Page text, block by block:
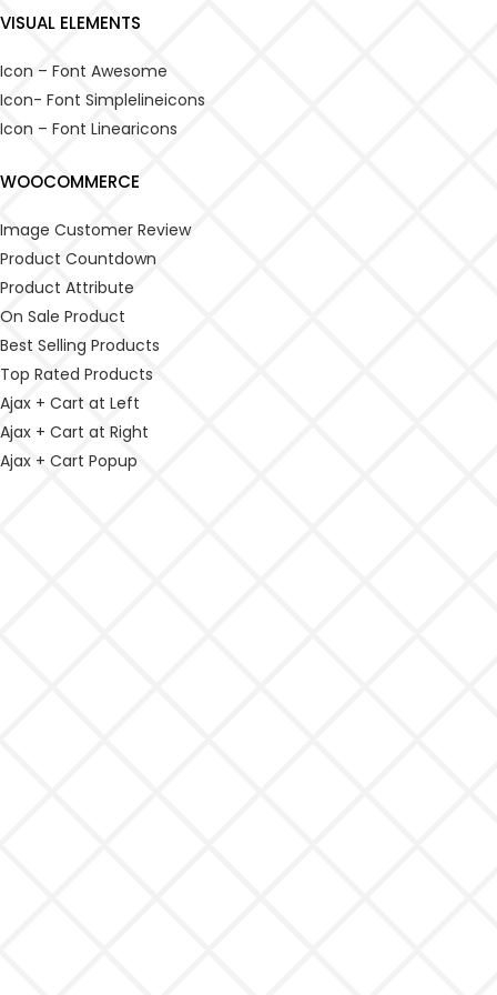
VISUAL ELEMENTS
Icon – Font Awesome
Icon- Font Simplelineicons
Icon – Font Linearicons
WOOCOMMERCE
Image Customer Review
Product Countdown
Product Attribute
On Sale Product
Best Selling Products
Top Rated Products
Ajax + Cart at Left
Ajax + Cart at Right
Ajax + Cart Popup
INICIA SESIÓN
Introduzca su nombre de usuario y contraseña para iniciar
sesión
Recuerdame